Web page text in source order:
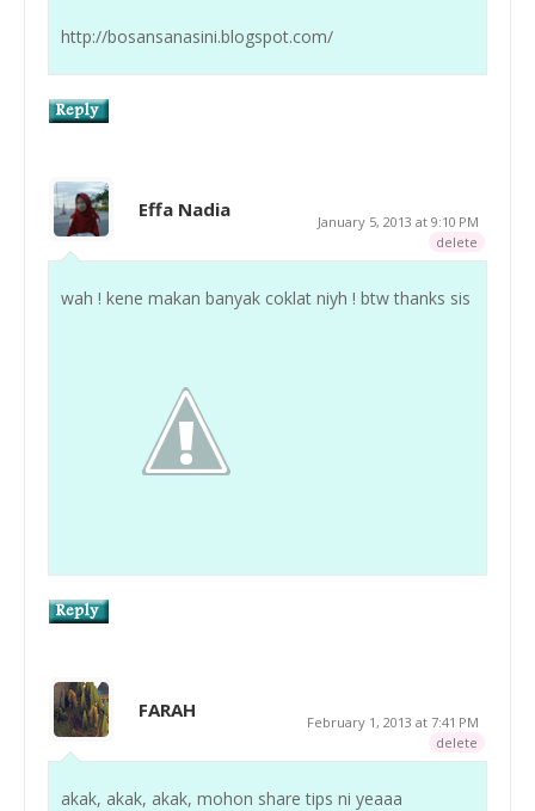
http://bosansanasini.blogspot.com/
Effa Nadia
January 5, 2013 at 9:10 PM
delete
wah ! kene makan banyak coklat niyh ! btw thanks sis
FARAH
February 1, 2013 at 7:41 PM
delete
akak, akak, akak, mohon share tips ni yeaaa